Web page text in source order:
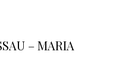
– MARIA